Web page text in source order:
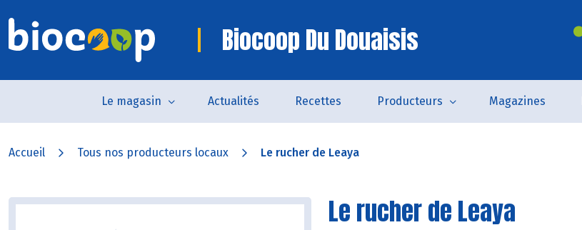
Biocoop Du Douaisis
Le magasin Actualités Recettes Producteurs Magazines
Accueil Tous nos producteurs locaux Le rucher de Leaya
Le rucher de Leaya